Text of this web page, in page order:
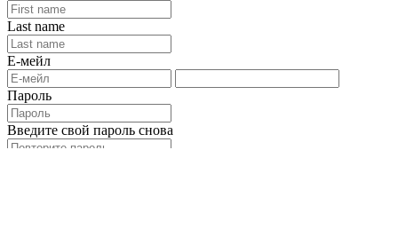
Last name
Е-мейл
Пароль
Введите свой пароль снова